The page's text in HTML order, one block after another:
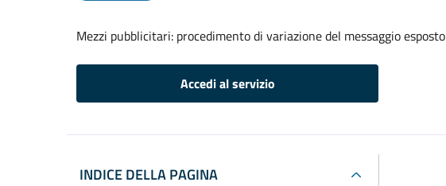
Mezzi pubblicitari: procedimento di variazione del messaggio esposto
Accedi al servizio
INDICE DELLA PAGINA